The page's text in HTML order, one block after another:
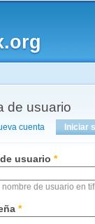
usted
de usuario
principales
cuenta Iniciar
usuario *
nombre de usuario en
*